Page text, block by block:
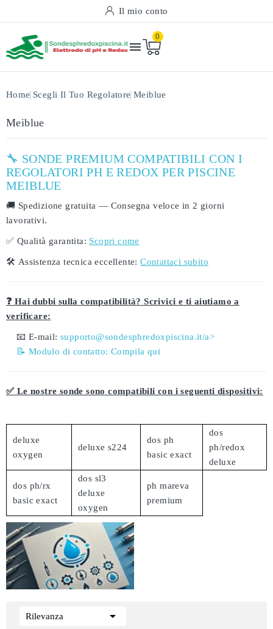
Il mio conto

0
Home Scegli Il Tuo Regolatore Meiblue
Meiblue
🔧 SONDE PREMIUM COMPATIBILI CON I
REGOLATORI PH E REDOX PER PISCINE
MEIBLUE
🚚 Spedizione gratuita — Consegna veloce in 2 giorni
lavorativi.
✅ Qualità garantita: Scopri come
🛠️ Assistenza tecnica eccellente: Contattaci subito
❓ Hai dubbi sulla compatibilità? Scrivici e ti aiutiamo a
verificare:
📧 E-mail:supporto@sondesphredoxpiscina.it/a>
📝 Modulo di contatto: Compila qui
✅ Le nostre sonde sono compatibili con i seguenti dispositivi:
deluxe
oxygen
deluxe s224
dos ph
basic exact
dos
ph/redox
deluxe
dos ph/rx
basic exact
dos sl3
deluxe
oxygen
ph mareva
premium
Rilevanza 